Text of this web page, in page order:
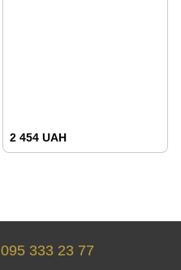
2 454 UAH
095 333 23 77